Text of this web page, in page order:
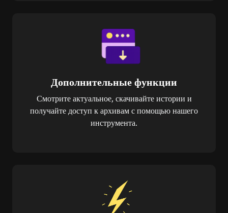
Дополнительные функции
Смотрите актуальное, скачивайте истории и
получайте доступ к архивам с помощью нашего
инструмента.